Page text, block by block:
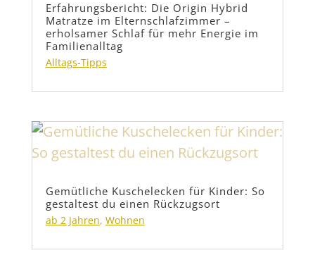
Erfahrungsbericht: Die Origin Hybrid
Matratze im Elternschlafzimmer –
erholsamer Schlaf für mehr Energie im
Familienalltag
Alltags-Tipps
Gemütliche Kuschelecken für Kinder: So
gestaltest du einen Rückzugsort
ab 2 Jahren, Wohnen